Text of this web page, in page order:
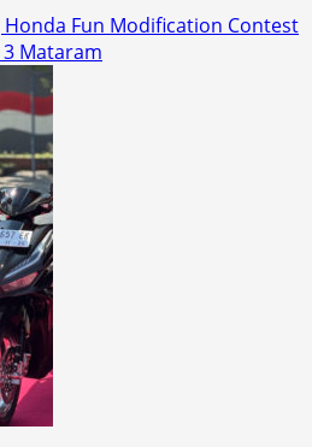
Fun Modification Contest
3 Mataram